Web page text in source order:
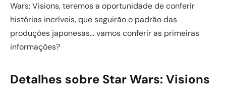
Wars: Visions, teremos a oportunidade de conferir
histórias incríveis, que seguirão o padrão das
produções japonesas… vamos conferir as primeiras
informações?
Detalhes sobre Star Wars: Visions